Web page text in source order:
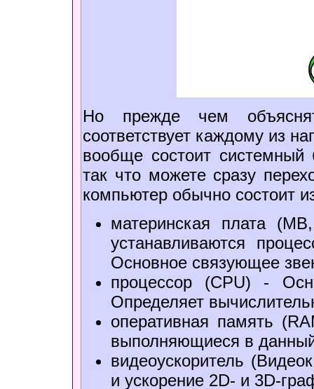
Но прежде чем
соответствует каждому из
вообще состоит системный
так что можете сразу
компьютер обычно состоит
материнская плата
устанавливаются
Основное связующее
процессор (CPU) -
Определяет
оперативная память
выполняющиеся в
видеоускоритель
и ускорение 2D- и 3D-